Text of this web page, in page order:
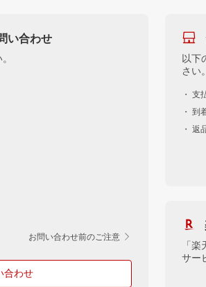
い合わせ
お問い合わせ前のご注意
合わせ
以下
さい。
・ 支
・ 到
・ 返
「
サー